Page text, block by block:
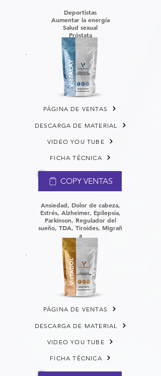
Deportistas
Aumentar la energía
Salud sexual
Próstata
PÁGINA DE VENTAS
DESCARGA DE MATERIAL
VIDEO YOU TUBE
FICHA TÉCNICA
COPY VENTAS
Ansiedad, Dolor de cabeza,
Estrés, Alzheimer, Epilepsia,
Parkinson, Regulador del
sueño, TDA, Tiroides, Migrañ
a
PÁGINA DE VENTAS
DESCARGA DE MATERIAL
VIDEO YOU TUBE
FICHA TÉCNICA